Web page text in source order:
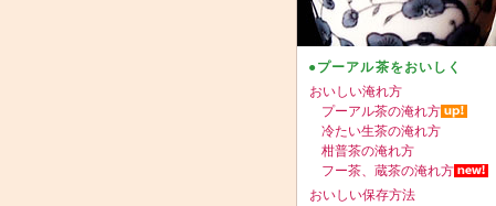
●プーアル茶をおいしく
おいしい淹れ方
プーアル茶の淹れ方
冷たい生茶の淹れ方
柑普茶の淹れ方
フー茶、蔵茶の淹れ方
おいしい保存方法